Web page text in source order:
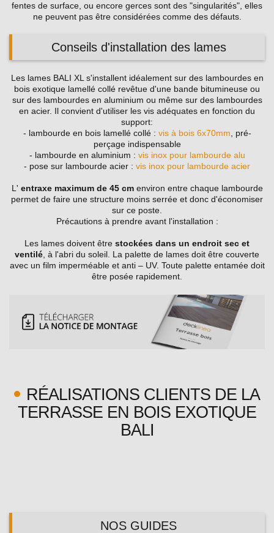
fentes de surface, ou encore gerces sont des "singularités", elles
ne peuvent pas être considérées comme des défauts.
Conseils d'installation des lames
Les lames BALI XL s'installent idéalement sur des lambourdes en
bois exotique lamellé collé revêtue d'une bande bitumineuse ou
sur des lambourdes en aluminium ou même sur des lambourdes
en acier. Il convient d'utiliser les vis adéquates en fonction du
support:
- lambourde en bois lamellé collé : vis à bois 6x70mm , pré-
perçage indispensable
- lambourde en aluminium : vis inox pour lambourde alu
- pose sur lambourde acier : vis inox pour lambourde acier
L' entraxe maximum de 45 cmenviron entre chaque lambourde
permet de faire une structure moins serrée et donc d'économiser
sur ce poste.
Précautions à prendre avant l'installation :
Les lames doivent être stockées dans un endroit sec et
ventilé , à l'abri du soleil. La palette de lames doit être couverte
avec un film imperméable et anti – UV. Toute palette entamée doit
être posée rapidement.
RÉALISATIONS CLIENTS DE LA
TERRASSE EN BOIS EXOTIQUE
BALI
NOS GUIDES